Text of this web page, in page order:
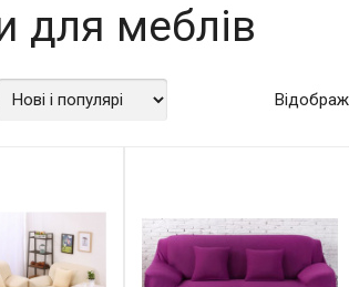
для меблів